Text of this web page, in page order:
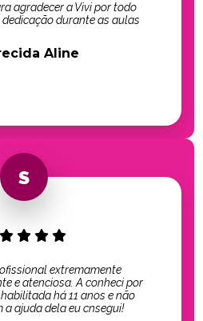
agradecer a Vivi por todo
dedicação durante as aulas
Aline
extremamente
e atenciosa. A conheci por
há 11 anos e não
a ajuda dela eu cnsegui!